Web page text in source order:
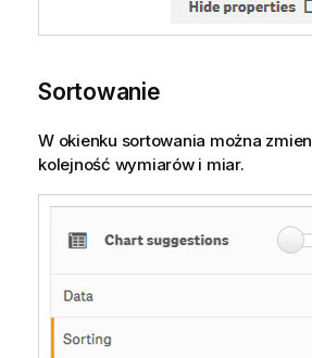
Sortowanie
W okienku sortowania można
kolejność wymiarów i miar.